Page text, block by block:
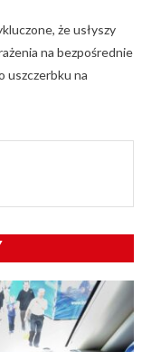
że usłyszy
na bezpośrednie
uszczerbku na